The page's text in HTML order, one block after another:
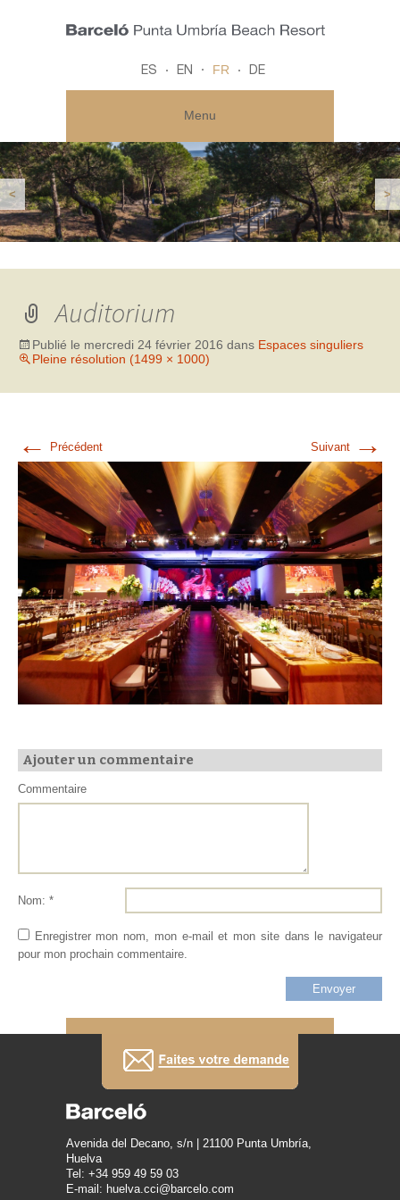
ES EN FR DE
Menu
< >
Auditorium
Publié le mercredi 24 février 2016 dans Espaces singuliers
Pleine résolution (1499 × 1000)
← Précédent Suivant →
Ajouter un commentaire
Commentaire
Nom: *
Enregistrer mon nom, mon e-mail et mon site dans le navigateur
pour mon prochain commentaire.
Avenida del Decano, s/n | 21100 Punta Umbría,
Huelva
Tel: +34 959 49 59 03
E-mail: huelva.cci@barcelo.com